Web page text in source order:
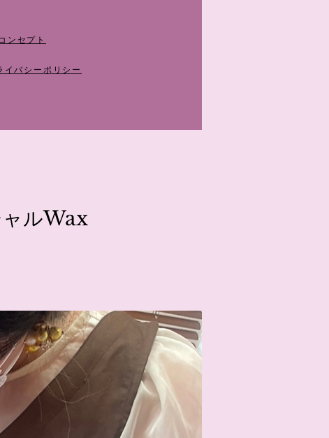
ンセプト
イバシーポリシー
ャルWax